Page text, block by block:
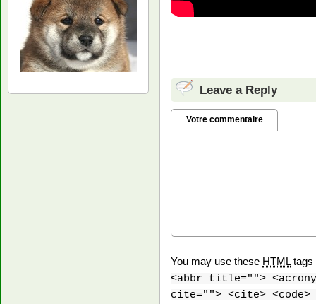
Leave a Reply
Votre commentaire
You may use these HTMLtags
<abbr title="">
cite=""> <cite> <code>